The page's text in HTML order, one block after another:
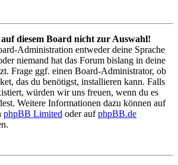
diesem Board nicht zur Auswahl!
Administration entweder deine Sprache
niemand hat das Forum bislang in deine
Frage ggf. einen Board-Administrator, ob
das du benötigst, installieren kann. Falls
würden wir uns freuen, wenn du es
Weitere Informationen dazu können auf
phpBB Limited oder aufphpBB.de